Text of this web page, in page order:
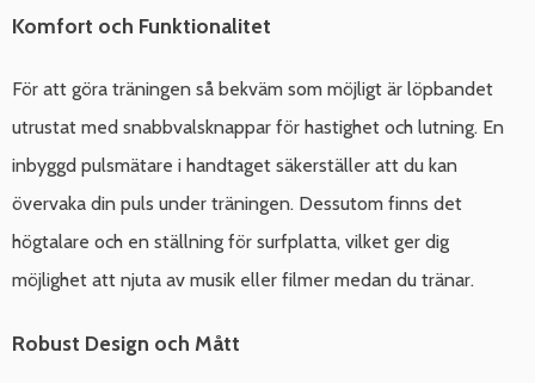
Komfort och Funktionalitet
För att göra träningen så bekväm som möjligt är löpbandet
utrustat med snabbvalsknappar för hastighet och lutning. En
inbyggd pulsmätare i handtaget säkerställer att du kan
övervaka din puls under träningen. Dessutom finns det
högtalare och en ställning för surfplatta, vilket ger dig
möjlighet att njuta av musik eller filmer medan du tränar.
Robust Design och Mått